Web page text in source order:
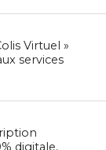
Virtuel »
services
digitale,